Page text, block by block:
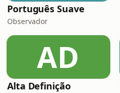
Português Suave
Observador
AD
Alta Definição